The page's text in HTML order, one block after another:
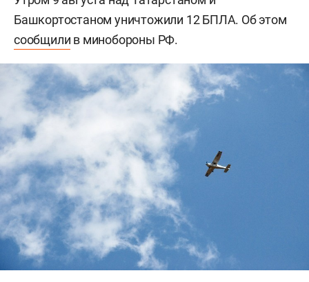
Башкортостаном уничтожили 12 БПЛА. Об этом
сообщили в минобороны РФ.